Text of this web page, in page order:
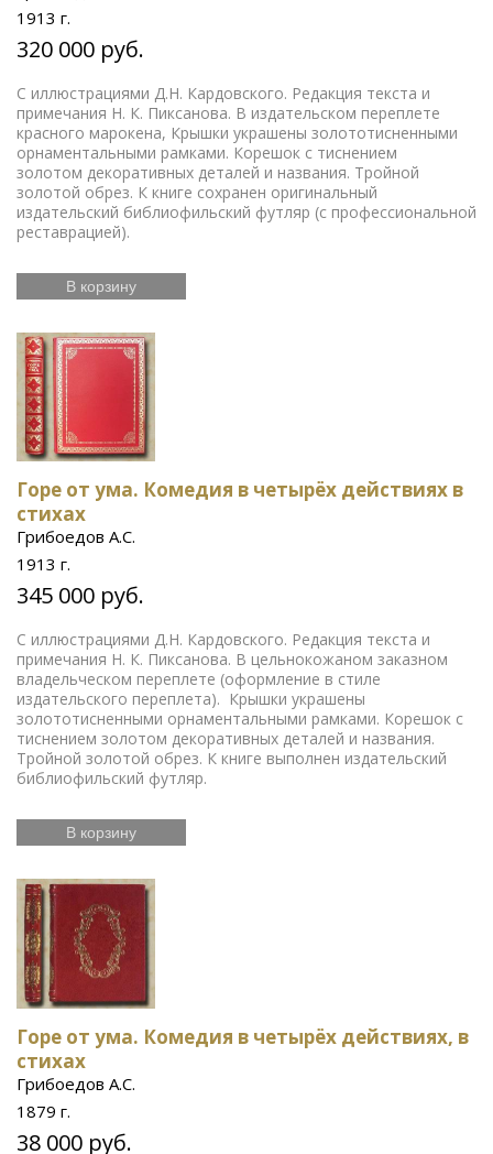
1913 г.
320 000 руб.
С иллюстрациями Д.Н. Кардовского. Редакция текста и
примечания Н. К. Пиксанова. В издательском переплете
красного марокена, Крышки украшены золототисненными
орнаментальными рамками. Корешок с тиснением
золотом декоративных деталей и названия. Тройной
золотой обрез. К книге сохранен оригинальный
издательский библиофильский футляр (с профессиональной
реставрацией).
В корзину
Горе от ума. Комедия в четырёх действиях в
стихах
Грибоедов А.С.
1913 г.
345 000 руб.
С иллюстрациями Д.Н. Кардовского. Редакция текста и
примечания Н. К. Пиксанова. В цельнокожаном заказном
владельческом переплете (оформление в стиле
издательского переплета). Крышки украшены
золототисненными орнаментальными рамками. Корешок с
тиснением золотом декоративных деталей и названия.
Тройной золотой обрез. К книге выполнен издательский
библиофильский футляр.
В корзину
Горе от ума. Комедия в четырёх действиях, в
стихах
Грибоедов А.С.
1879 г.
38 000 руб.